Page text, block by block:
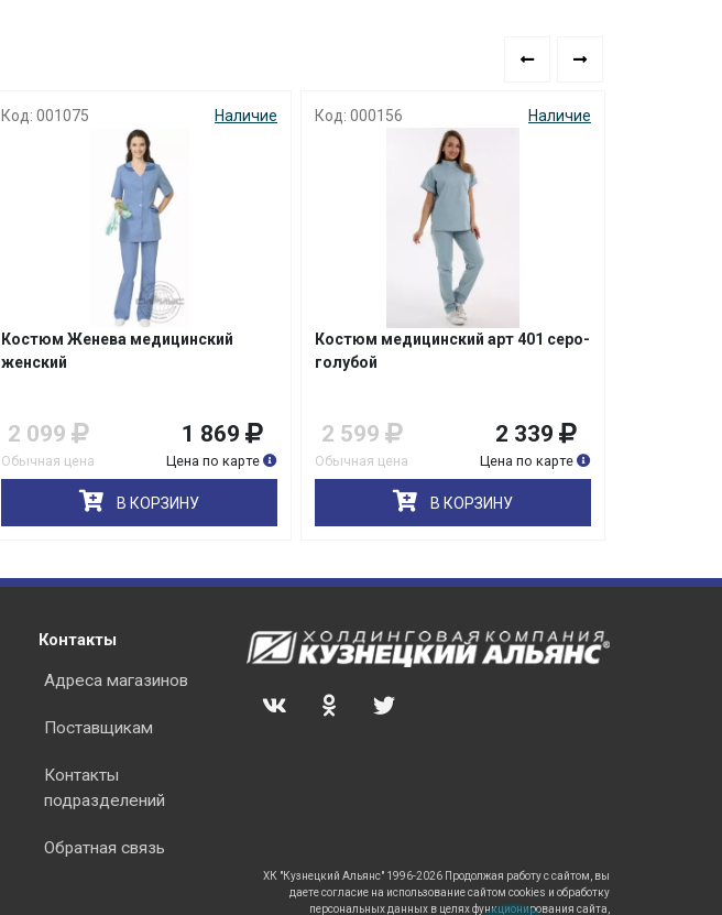
Код: 001075 Наличие
Костюм Женева медицинский
женский
2 099
Обычная цена
1 869
Цена по карте
В КОРЗИНУ
Код: 000156 Наличие
Костюм медицинский арт 401 серо-
голубой
2 599
Обычная цена
2 339
Цена по карте
В КОРЗИНУ
Контакты
Адреса магазинов
Поставщикам
Контакты
подразделений
Обратная связь
ХК "Кузнецкий Альянс" 1996-2026 Продолжая работу с сайтом, вы
даете согласие на использование сайтом cookies и обработку
персональных данных в целях функционирования сайта,